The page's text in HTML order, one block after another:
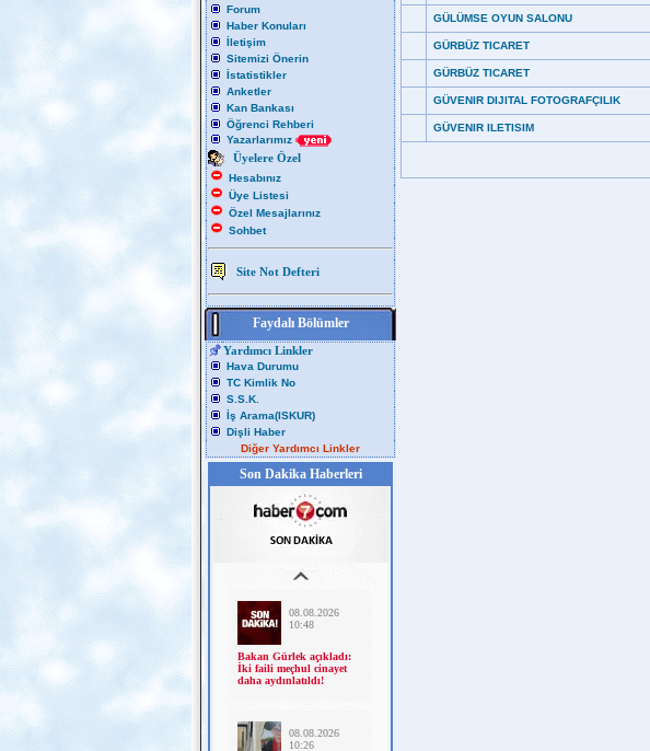
Forum
Haber Konuları
İletişim
Sitemizi Önerin
İstatistikler
Anketler
Kan Bankası
Öğrenci Rehberi
Yazarlarımız
Üyelere Özel
Hesabınız
Üye Listesi
Özel Mesajlarınız
Sohbet
Site Not Defteri
Faydalı Bölümler
Yardımcı Linkler
Hava Durumu
TC Kimlik No
S.S.K.
İş Arama(ISKUR)
Dişli Haber
Diğer Yardımcı Linkler
Son Dakika Haberleri
GÜLÜMSE OYUN SALONU
GÜRBÜZ TICARET
GÜRBÜZ TICARET
GÜVENIR DIJITAL FOTOGRAFÇILIK
GÜVENIR ILETISIM